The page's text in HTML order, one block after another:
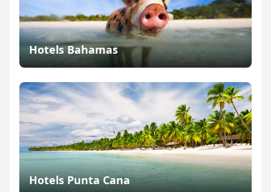
Hotels Bahamas
Hotels Punta Cana